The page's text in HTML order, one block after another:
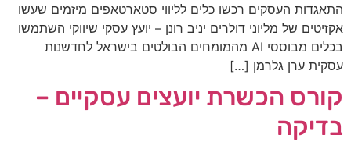
התאגדות העסקים רכשו כלים לליווי סטארטאפים מיזמים שעשו
אקזיטים של מליוני דולרים​ יניב רונן – יועץ עסקי שיווקי השתמשו
בכלים מבוססי AI מהמומחים הבולטים בישראל לחדשנות
עסקית ערן גלרמן […]
קורס הכשרת יועצים עסקיים –
בדיקה